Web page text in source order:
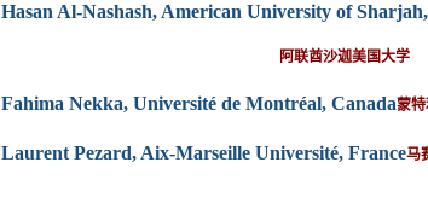
Hasan Al-Nashash, American University of
阿联酋沙迦美国大学
Fahima Nekka, Université de Montréal, Canada蒙
Laurent Pezard, Aix-Marseille Université, France马